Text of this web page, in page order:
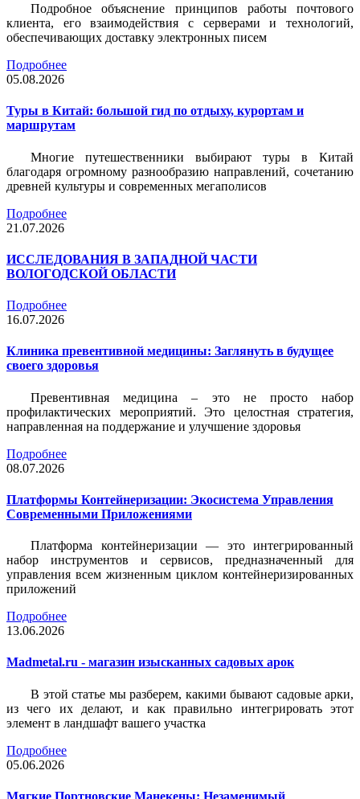
Подробное объяснение принципов работы почтового
клиента, его взаимодействия с серверами и технологий,
обеспечивающих доставку электронных писем
Подробнее
05.08.2026
Туры в Китай: большой гид по отдыху, курортам и
маршрутам
Многие путешественники выбирают туры в Китай
благодаря огромному разнообразию направлений, сочетанию
древней культуры и современных мегаполисов
Подробнее
21.07.2026
ИССЛЕДОВАНИЯ В ЗАПАДНОЙ ЧАСТИ
ВОЛОГОДСКОЙ ОБЛАСТИ
Подробнее
16.07.2026
Клиника превентивной медицины: Заглянуть в будущее
своего здоровья
Превентивная медицина – это не просто набор
профилактических мероприятий. Это целостная стратегия,
направленная на поддержание и улучшение здоровья
Подробнее
08.07.2026
Платформы Контейнеризации: Экосистема Управления
Современными Приложениями
Платформа контейнеризации — это интегрированный
набор инструментов и сервисов, предназначенный для
управления всем жизненным циклом контейнеризированных
приложений
Подробнее
13.06.2026
Madmetal.ru - магазин изысканных садовых арок
В этой статье мы разберем, какими бывают садовые арки,
из чего их делают, и как правильно интегрировать этот
элемент в ландшафт вашего участка
Подробнее
05.06.2026
Мягкие Портновские Манекены: Незаменимый